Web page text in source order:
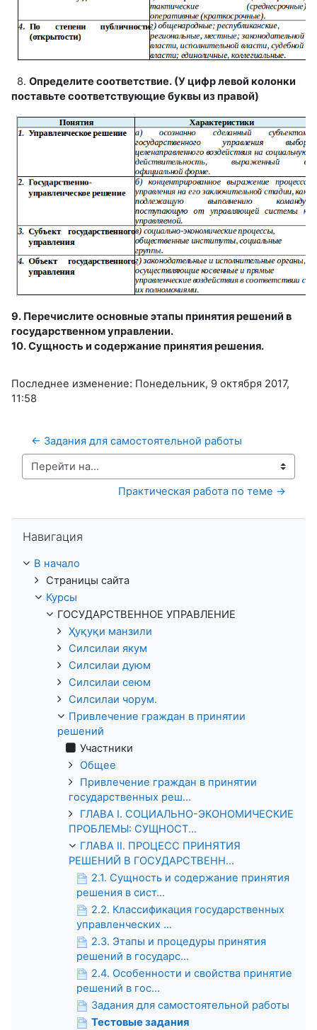
8. Определите соответствие. (У цифр левой колонки
поставьте соответствующие буквы из правой)
9. Перечислите основные этапы принятия решений в
государственном управлении.
10. Сущность и содержание принятия решения.
Последнее изменение: Понедельник, 9 октября 2017,
11:58
← Задания для самостоятельной работы
Перейти на...
Практическая работа по теме →
Навигация
В начало
Страницы сайта
Курсы
ГОСУДАРСТВЕННОЕ УПРАВЛЕНИЕ
Ҳуқуқи манзили
Силсилаи якум
Силсилаи дуюм
Силсилаи сеюм
Силсилаи чорум.
Привлечение граждан в принятии
решений
Участники
Общее
Привлечение граждан в принятии
государственных реш...
ГЛАВА I. СОЦИАЛЬНО-ЭКОНОМИЧЕСКИЕ
ПРОБЛЕМЫ: СУЩНОСТ...
ГЛАВА II. ПРОЦЕСС ПРИНЯТИЯ
РЕШЕНИЙ В ГОСУДАРСТВЕНН...
2.1. Сущность и содержание принятия
решения в сист...
2.2. Классификация государственных
управленческих ...
2.3. Этапы и процедуры принятия
решений в государс...
2.4. Особенности и свойства принятие
решений в гос...
Задания для самостоятельной работы
Тестовые задания